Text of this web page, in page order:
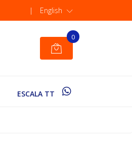
| English
0
ESCALA TT